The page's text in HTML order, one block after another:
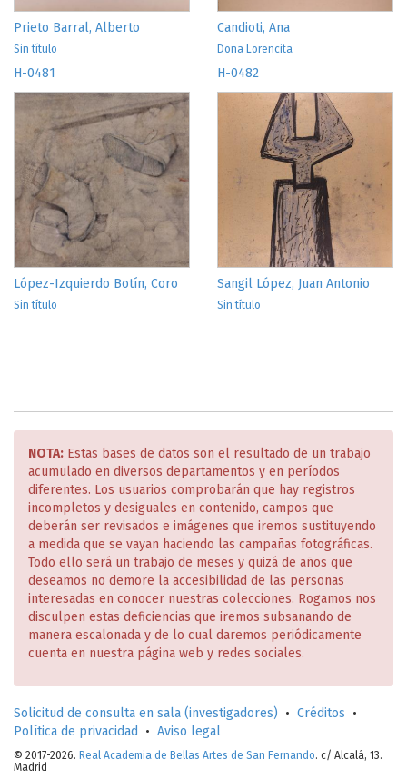
Prieto Barral, Alberto
Sin título
Candioti, Ana
Doña Lorencita
H-0481
López-Izquierdo Botín, Coro
Sin título
H-0482
Sangil López, Juan Antonio
Sin título
NOTA: Estas bases de datos son el resultado de un trabajo
acumulado en diversos departamentos y en períodos
diferentes. Los usuarios comprobarán que hay registros
incompletos y desiguales en contenido, campos que
deberán ser revisados e imágenes que iremos sustituyendo
a medida que se vayan haciendo las campañas fotográficas.
Todo ello será un trabajo de meses y quizá de años que
deseamos no demore la accesibilidad de las personas
interesadas en conocer nuestras colecciones. Rogamos nos
disculpen estas deficiencias que iremos subsanando de
manera escalonada y de lo cual daremos periódicamente
cuenta en nuestra página web y redes sociales.
Solicitud de consulta en sala (investigadores) • Créditos •
Política de privacidad
• Aviso legal
© 2017-2026. Real Academia de Bellas Artes de San Fernando. c/ Alcalá, 13.
Madrid